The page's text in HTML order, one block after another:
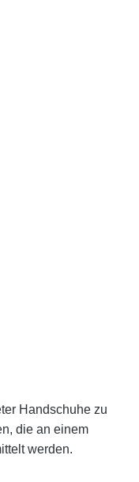
Handschuhe zu
die an einem
werden.